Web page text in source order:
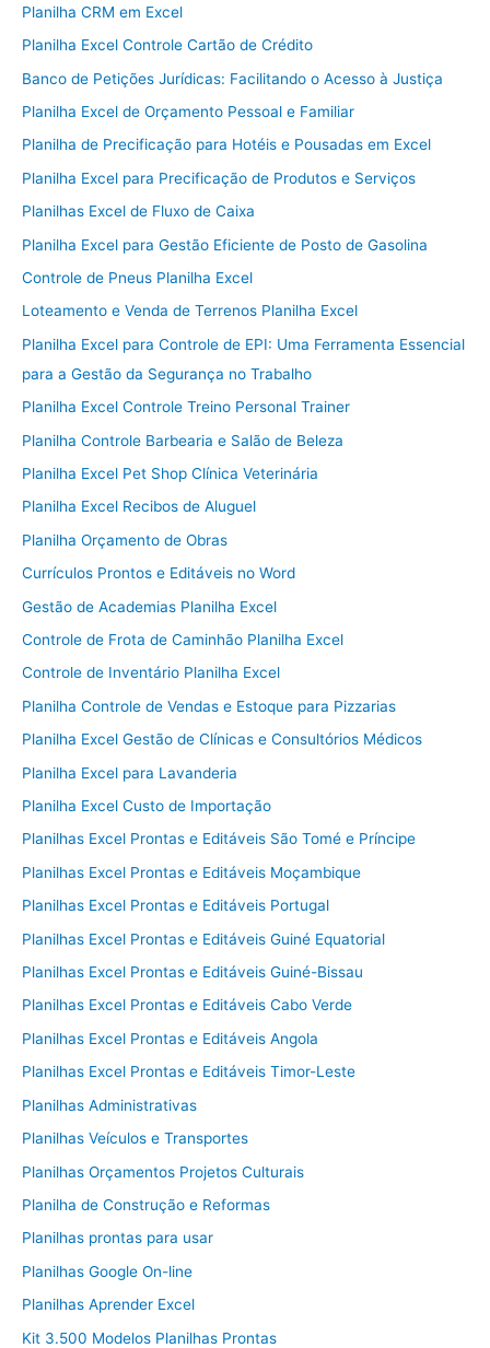
Planilha CRM em Excel
Planilha Excel Controle Cartão de Crédito
Banco de Petições Jurídicas: Facilitando o Acesso à Justiça
Planilha Excel de Orçamento Pessoal e Familiar
Planilha de Precificação para Hotéis e Pousadas em Excel
Planilha Excel para Precificação de Produtos e Serviços
Planilhas Excel de Fluxo de Caixa
Planilha Excel para Gestão Eficiente de Posto de Gasolina
Controle de Pneus Planilha Excel
Loteamento e Venda de Terrenos Planilha Excel
Planilha Excel para Controle de EPI: Uma Ferramenta Essencial
para a Gestão da Segurança no Trabalho
Planilha Excel Controle Treino Personal Trainer
Planilha Controle Barbearia e Salão de Beleza
Planilha Excel Pet Shop Clínica Veterinária
Planilha Excel Recibos de Aluguel
Planilha Orçamento de Obras
Currículos Prontos e Editáveis no Word
Gestão de Academias Planilha Excel
Controle de Frota de Caminhão Planilha Excel
Controle de Inventário Planilha Excel
Planilha Controle de Vendas e Estoque para Pizzarias
Planilha Excel Gestão de Clínicas e Consultórios Médicos
Planilha Excel para Lavanderia
Planilha Excel Custo de Importação
Planilhas Excel Prontas e Editáveis São Tomé e Príncipe
Planilhas Excel Prontas e Editáveis Moçambique
Planilhas Excel Prontas e Editáveis Portugal
Planilhas Excel Prontas e Editáveis Guiné Equatorial
Planilhas Excel Prontas e Editáveis Guiné-Bissau
Planilhas Excel Prontas e Editáveis Cabo Verde
Planilhas Excel Prontas e Editáveis Angola
Planilhas Excel Prontas e Editáveis Timor-Leste
Planilhas Administrativas
Planilhas Veículos e Transportes
Planilhas Orçamentos Projetos Culturais
Planilha de Construção e Reformas
Planilhas prontas para usar
Planilhas Google On-line
Planilhas Aprender Excel
Kit 3.500 Modelos Planilhas Prontas